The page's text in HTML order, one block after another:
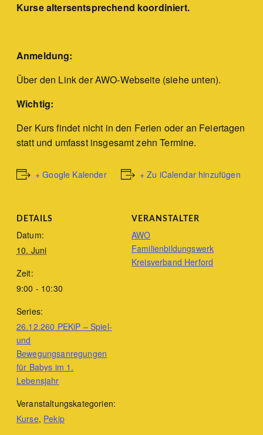
Kurse altersentsprechend koordiniert.
Anmeldung:
Über den Link der AWO-Webseite (siehe unten).
Wichtig:
Der Kurs findet nicht in den Ferien oder an Feiertagen
statt und umfasst insgesamt zehn Termine.
+ Google Kalender + Zu iCalendar hinzufügen
DETAILS
Datum:
10. Juni
Zeit:
9:00 - 10:30
Series:
26.12.260 PEKiP – Spiel-
und
Bewegungsanregungen
für Babys im 1.
Lebensjahr
Veranstaltungskategorien:
Kurse, Pekip
VERANSTALTER
AWO
Familienbildungswerk
Kreisverband Herford